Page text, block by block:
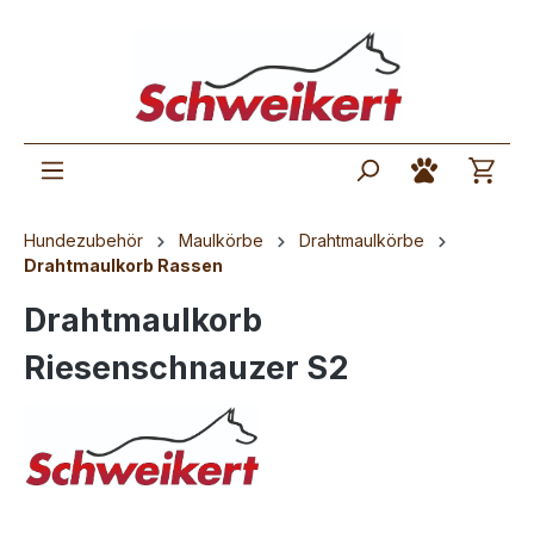
Hundezubehör Maulkörbe
Drahtmaulkörbe
Drahtmaulkorb Rassen
Drahtmaulkorb
Riesenschnauzer S2